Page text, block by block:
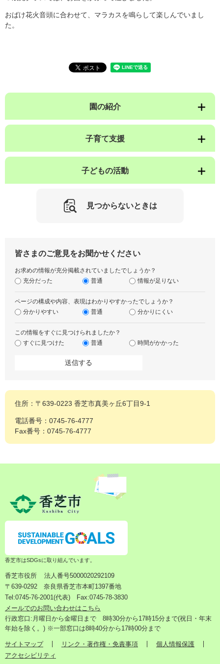
おばけ花火音頭に合わせて、マラカスを鳴らして楽しんでいまし
た。
園の紹介
子育て支援
子どもの活動
見つからないときは
皆さまのご意見をお聞かせください
お求めの情報が充分掲載されていましたでしょうか？
充分だった
普通 情報が足りない
ページの構成や内容、表現はわかりやすかったでしょうか？
分かりやすい
普通 分かりにくい
この情報をすぐに見つけられましたか？
すぐに見つけた
普通 時間がかかった
住所：〒639-0223 香芝市真美ヶ丘6丁目9-1
電話番号：0745-76-4777
Fax番号：0745-76-4777
香芝市はSDGsに取り組んでいます。
香芝市役所
法人番号5000020292109
〒639-0292 奈良県香芝市本町1397番地
Tel:0745-76-2001(代表) Fax:0745-78-3830
メールでのお問い合わせはこちら
行政窓口:月曜日から金曜日まで 8時30分から17時15分まで(祝日・年末
年始を除く。) ※一部窓口は8時40分から17時00分まで
サイトマップ リンク・著作権・免責事項
個人情報保護
アクセシビリティ